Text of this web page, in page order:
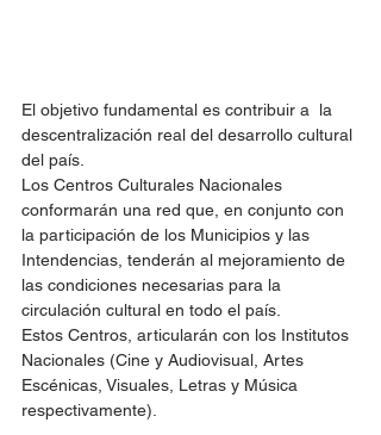
El objetivo fundamental es contribuir a  la
descentralización real del desarrollo cultural
del país.
Los Centros Culturales Nacionales
conformarán una red que, en conjunto con
la participación de los Municipios y las
Intendencias, tenderán al mejoramiento de
las condiciones necesarias para la
circulación cultural en todo el país.
Estos Centros, articularán con los Institutos
Nacionales (Cine y Audiovisual, Artes
Escénicas, Visuales, Letras y Música
respectivamente).